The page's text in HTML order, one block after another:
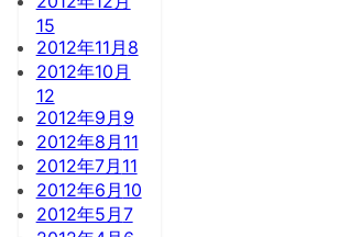
15
2012年11月 8
2012年10月
12
2012年9月 9
2012年8月 11
2012年7月 11
2012年6月 10
2012年5月7